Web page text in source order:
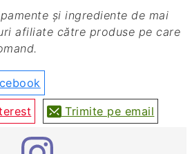
afiliate către produse pe care
Trimite pe email